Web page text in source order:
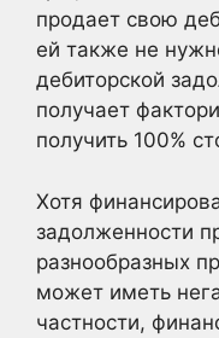
продает свою
ей также не
дебиторской
получает
получить 100%
Хотя
задолженности
разнообразных
может иметь
частности,